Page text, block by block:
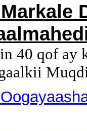
40 qof ay